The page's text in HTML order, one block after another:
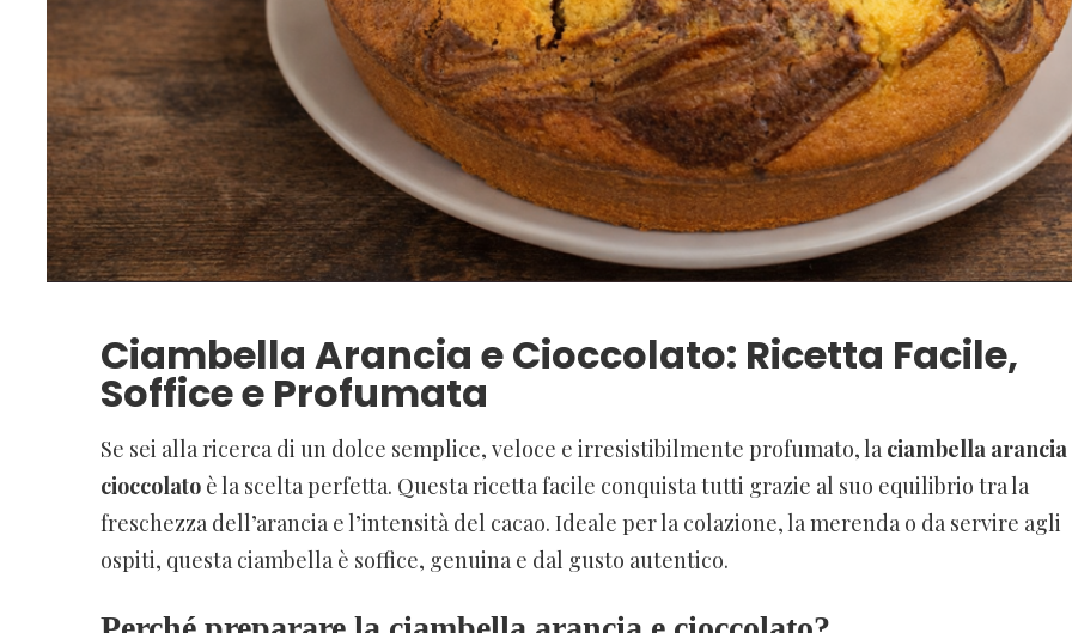
Ciambella Arancia e Cioccolato: Ricetta Facile,
Soffice e Profumata
Se sei alla ricerca di un dolce semplice, veloce e irresistibilmente profumato, la ciambella arancia
cioccolatoè la scelta perfetta. Questa ricetta facile conquista tutti grazie al suo equilibrio tra la
freschezza dell’arancia e l’intensità del cacao. Ideale per la colazione, la merenda o da servire agli
ospiti, questa ciambella è soffice, genuina e dal gusto autentico.